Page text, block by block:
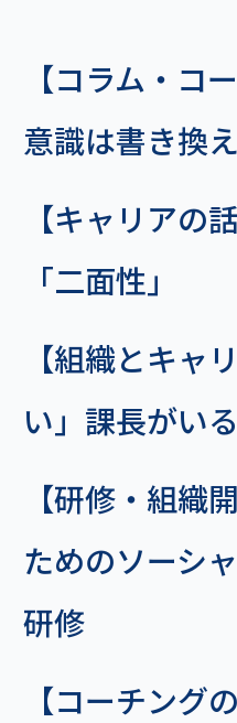
【コラム・コ
意識は書き換
【キャリアの
「二面性」
【組織とキャ
い」課長がい
【研修・組織
ためのソーシ
研修
【コーチング